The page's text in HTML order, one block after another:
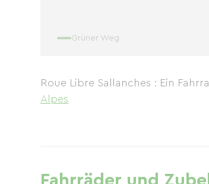
Grüner Weg
Roue Libre Sallanches : Ein
Alpes
Fahrräder und